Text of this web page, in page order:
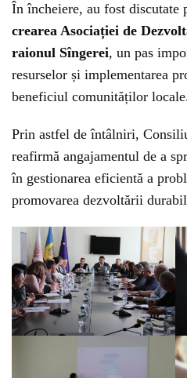
În încheiere, au fost discutate
crearea Asociației de
raionul Sîngerei, un pas
resurselor și implementarea
beneficiul comunităților
Prin astfel de întâlniri,
reafirmă angajamentul de a
în gestionarea eficientă a
promovarea dezvoltării